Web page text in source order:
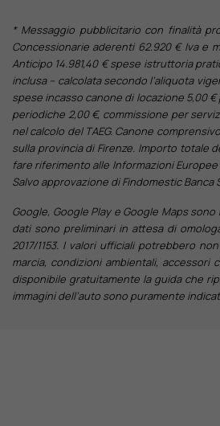
* Messaggio pubblicitario con finalità
Concessionarie aderenti 62.920 € Iva e
Anticipo 14.981,40 € spese istruttoria
inclusa – calcolata secondo l’aliquota
spese incasso canone di locazione 5,00
periodiche 2,00 €, commissione per
nel calcolo del TAEG. Canone
sulla provincia di Firenze. Importo totale
fare riferimento alle Informazioni
Salvo approvazione di Findomestic
Google, Google Play e Google Maps sono
dati sono preliminari in attesa di
2017/1153. I valori ufficiali potrebbero
marcia, condizioni ambientali,
disponibile gratuitamente la guida che
immagini dell’auto sono puramente